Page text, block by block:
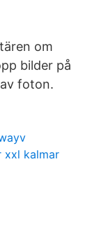
om
bilder på
foton.
xxl kalmar